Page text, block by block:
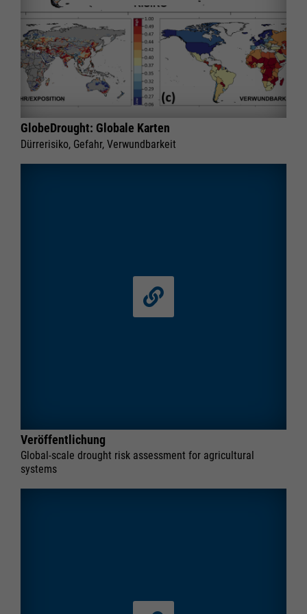
GlobeDrought: Globale Karten
Dürrerisiko, Gefahr, Verwundbarkeit
Veröffentlichung
Global-scale drought risk assessment for agricultural
systems